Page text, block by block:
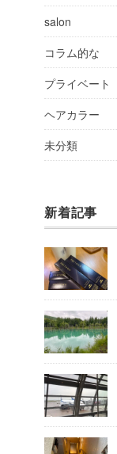
salon
コラム的な
プライベート
ヘアカラー
未分類
新着記事